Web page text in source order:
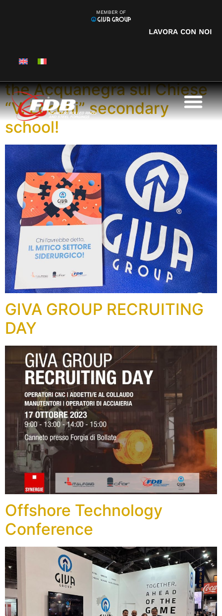
MEMBER OF
LAVORA CON NOI
Categoria:Eventi e
An interesting plant tour for
the Acquanegra sul Chiese
“V. Locchi” secondary
school!
GIVA GROUP RECRUITING
DAY
Offshore Technology
Conference